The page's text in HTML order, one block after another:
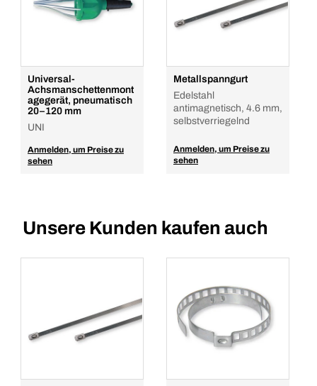
Universal-
Achsmanschettenmont
agegerät, pneumatisch
20–120 mm
UNI
Anmelden, um Preise zu
sehen
Metallspanngurt
Edelstahl
antimagnetisch, 4.6 mm,
selbstverriegelnd
Anmelden, um Preise zu
sehen
Unsere Kunden kaufen auch